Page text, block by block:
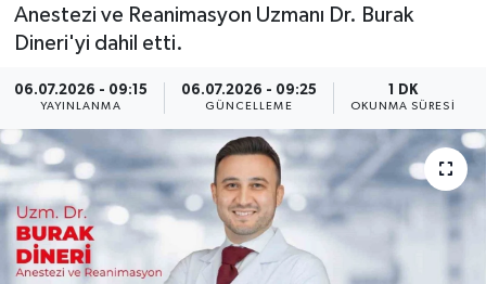
Anestezi ve Reanimasyon Uzmanı Dr. Burak
Dineri'yi dahil etti.
06.07.2026 - 09:15
YAYINLANMA
06.07.2026 - 09:25
GÜNCELLEME
1 DK
OKUNMA SÜRESI
ÇEVRE
Dış Haberler
Dünya
EĞİTİM
EKONOMİ